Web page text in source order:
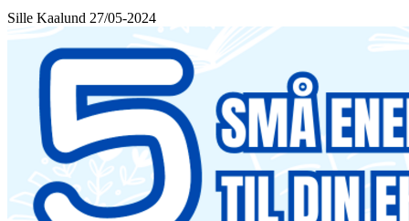
Sille Kaalund 27/05-2024